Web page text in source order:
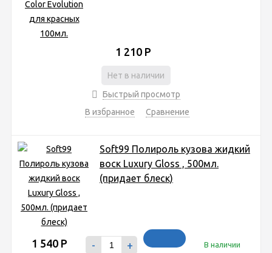
1 210 Р
Нет в наличии
Быстрый просмотр
В избранное
Сравнение
Soft99 Полироль кузова жидкий
воск Luxury Gloss , 500мл.
(придает блеск)
1 540 Р - + В наличии